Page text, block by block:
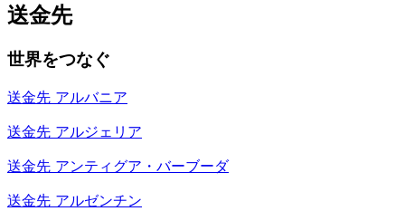
送金先
世界をつなぐ
送金先 アルバニア
送金先 アルジェリア
送金先 アンティグア・バーブーダ
送金先 アルゼンチン